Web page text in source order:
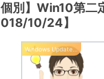
個別】Win10第二
10/24】